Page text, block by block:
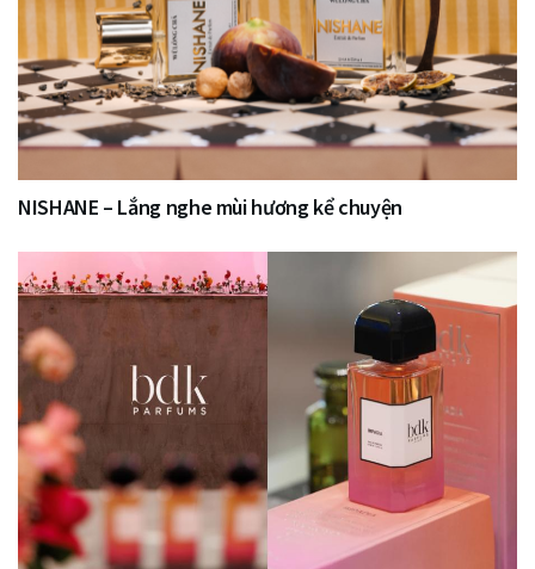
NISHANE – Lắng nghe mùi hương kể chuyện